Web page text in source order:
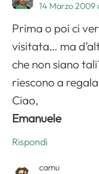
14 Marzo 2009
Prima o poi ci
visitata… ma
che non siano
riescono a
Ciao,
Emanuele
Rispondi
camu